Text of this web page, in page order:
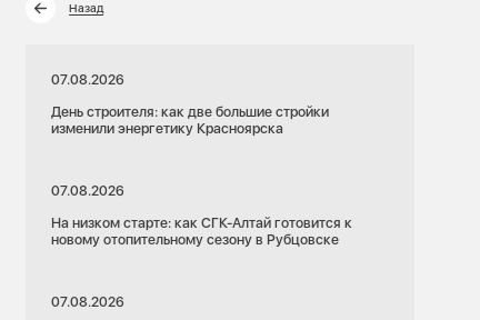
Назад
07.08.2026
День строителя: как две большие стройки
изменили энергетику Красноярска
07.08.2026
На низком старте: как СГК-Алтай готовится к
новому отопительному сезону в Рубцовске
07.08.2026